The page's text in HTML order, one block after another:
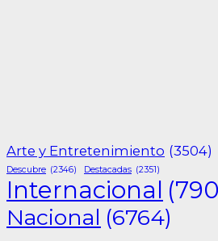
Arte y Entretenimiento (3504)
Descubre (2346) Destacadas (2351)
Internacional
Nacional (6764)